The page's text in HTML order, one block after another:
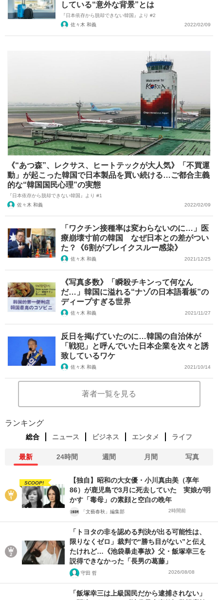
している“意外な背景”とは
『日本依存から脱却できない韓国』より #2
佐々木 和義
2022/02/09
《“あつ森”、レクサス、ヒートテックが大人気》「不買運
動」が起こった韓国で日本製品を買い続ける…ご都合主義
的な“韓国国民心理”の実態
『日本依存から脱却できない韓国』より #1
佐々木 和義
2022/02/09
「ワクチン接種率は変わらないのに…」医
療崩壊寸前の韓国 なぜ日本との差がつい
た？《6割がブレイクスルー感染》
佐々木 和義 2021/12/25
《写真多数》「瞬殺チキンって何なん
だ…」韓国に溢れる“ナゾの日本語看板”の
ディープすぎる世界
佐々木 和義 2021/11/27
反日を掲げていたのに…韓国の自治体が
「戦犯」と呼んでいた日本企業を次々と誘
致しているワケ
佐々木 和義 2021/10/14
著者一覧を見る
ランキング
総合 ニュース ビジネス エンタメ ライフ
最新 24時間 週間 月間 写真
SCOOP!
【独自】昭和の大女優・小川真由美（享年
86）が鹿児島で3月に死去していた 実娘が明
かす「毒母」の素顔と空白の晩年
「文藝春秋」編集部 2時間前
「トヨタの非を認める判決が出る可能性は、
限りなくゼロ」裁判で“勝ち目がない”と伝え
たけれど…《池袋暴走事故》父・飯塚幸三を
説得できなかった「長男の葛藤」
守田 哲 2026/08/08
「飯塚幸三は上級国民だから逮捕されない」